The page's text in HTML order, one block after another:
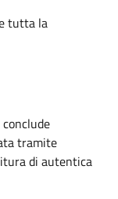
tutta la
tramite
di autentica